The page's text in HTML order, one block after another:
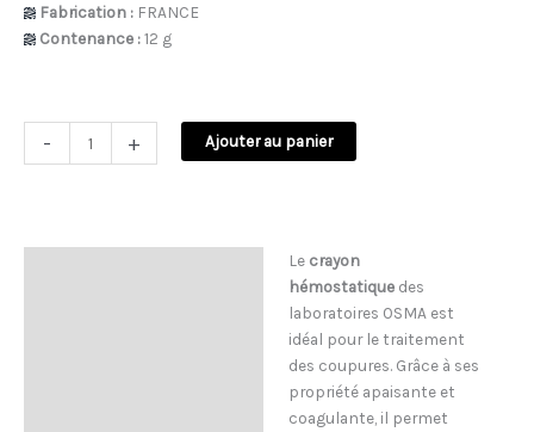
Fabrication : FRANCE
Contenance :12 g
- + Ajouter au panier
Le crayon
hémostatique des
laboratoires OSMA est
idéal pour le traitement
des coupures. Grâce à ses
propriété apaisante et
coagulante, il permet